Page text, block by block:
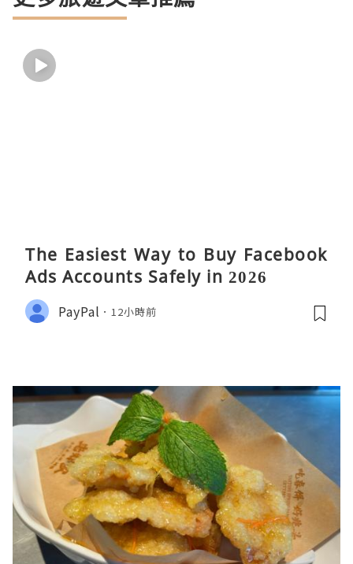
The Easiest Way to Buy Facebook
Ads Accounts Safely in 2026
PayPal 12小時前